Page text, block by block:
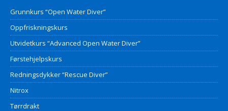
Grunnkurs “Open Water Diver”
Oppfriskningskurs
Utvidetkurs “Advanced Open Water Diver”
Førstehjelpskurs
Redningsdykker “Rescue Diver”
Nitrox
Tørrdrakt